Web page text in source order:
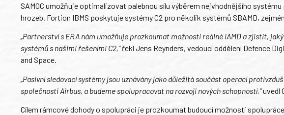
SAMOC umožňuje optimalizovat palebnou sílu výběrem nejvhodnějšího
hrozeb. Fortion IBMS poskytuje systémy C2 pro několik systémů SBAMD,
„Partnerství s ERA nám umožňuje prozkoumat možnosti reálné IAMD a zjistit,
systémů s našimi řešeními C2,“řekl Jens Reynders, vedoucí oddělení Defence
and Space.
„Pasivní sledovací systémy jsou uznávány jako důležitá součást operací
společnosti Airbus, a budeme spolupracovat na rozvoji nových schopností,“uvedl
Cílem rámcové dohody o spolupráci je prozkoumat budoucí možnosti